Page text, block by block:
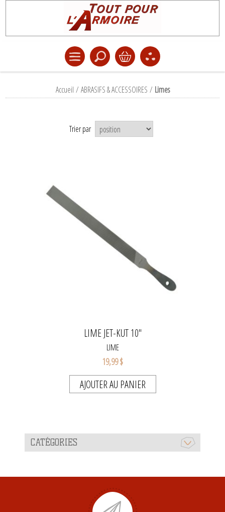
Accueil / ABRASIFS & ACCESSOIRES / Limes
Trier par
LIME JET-KUT 10"
LIME
19,99 $
AJOUTER AU PANIER
CATÉGORIES